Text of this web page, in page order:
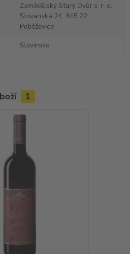
Zemědělský Starý Dvůr s. r. o.,
Slovanská 24, 345 22
Poběžovice
Slovinsko
1